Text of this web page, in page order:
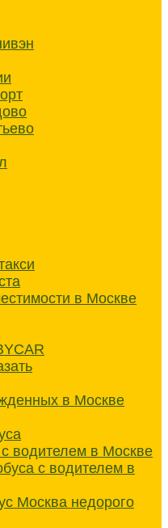
в Москве
в Москве
водителем в Москве
с водителем в
Москва недорого